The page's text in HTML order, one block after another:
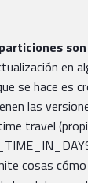
en
se hace es
las
travel
cosas